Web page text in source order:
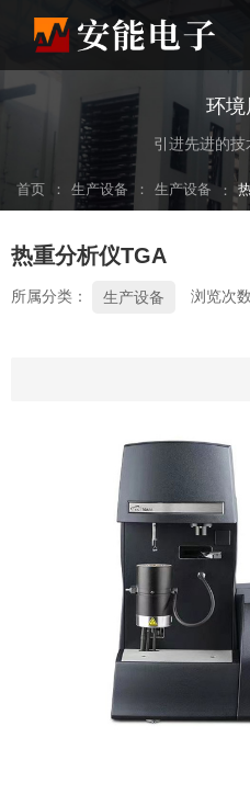
环境
引进先进的
首页 ： 生产设备 ： 生产设备 ：
热重分析仪TGA
所属分类： 生产设备 浏览次